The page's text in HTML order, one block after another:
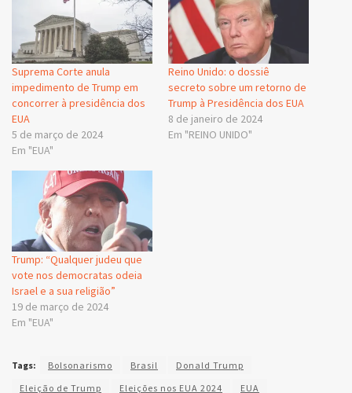
Suprema Corte anula
impedimento de Trump em
concorrer à presidência dos
EUA
5 de março de 2024
Em "EUA"
Reino Unido: o dossiê
secreto sobre um retorno de
Trump à Presidência dos EUA
8 de janeiro de 2024
Em "REINO UNIDO"
Trump: “Qualquer judeu que
vote nos democratas odeia
Israel e a sua religião”
19 de março de 2024
Em "EUA"
Tags: Bolsonarismo Brasil
Donald Trump
Eleição de Trump
Eleições nos EUA 2024 EUA